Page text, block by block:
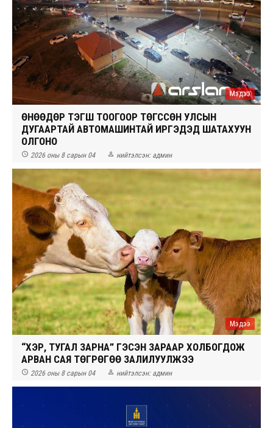
Мэдээ
ӨНӨӨДӨР ТЭГШ ТООГООР ТӨГССӨН УЛСЫН
ДУГААРТАЙ АВТОМАШИНТАЙ ИРГЭДЭД ШАТАХУУН
ОЛГОНО
 2026 оны 8 сарын 04  нийтэлсэн: админ
Мэдээ
“ҮХЭР, ТУГАЛ ЗАРНА” ГЭСЭН ЗАРААР ХОЛБОГДОЖ
АРВАН САЯ ТӨГРӨГӨӨ ЗАЛИЛУУЛЖЭЭ
 2026 оны 8 сарын 04  нийтэлсэн: админ